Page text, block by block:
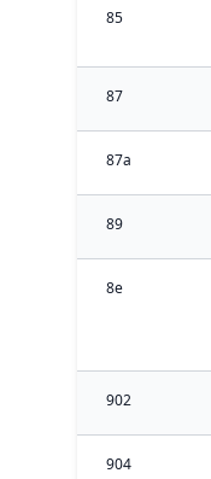
85
87
87a
89
8e
902
904